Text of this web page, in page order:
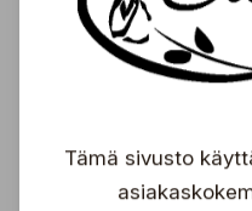
€
Tämä sivusto